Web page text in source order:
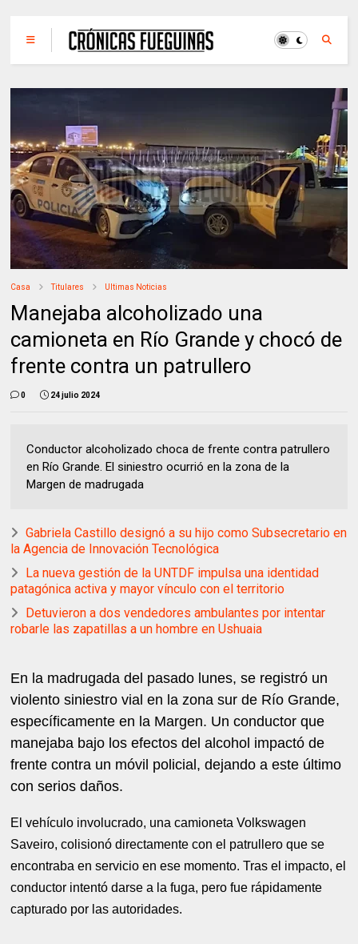
Casa Titulares Ultimas Noticias
Manejaba alcoholizado una
camioneta en Río Grande y chocó de
frente contra un patrullero
0 24 julio 2024
Conductor alcoholizado choca de frente contra patrullero
en Río Grande. El siniestro ocurrió en la zona de la
Margen de madrugada
Gabriela Castillo designó a su hijo como Subsecretario en
la Agencia de Innovación Tecnológica
La nueva gestión de la UNTDF impulsa una identidad
patagónica activa y mayor vínculo con el territorio
Detuvieron a dos vendedores ambulantes por intentar
robarle las zapatillas a un hombre en Ushuaia
En la madrugada del pasado lunes, se registró un
violento siniestro vial en la zona sur de Río Grande,
específicamente en la Margen. Un conductor que
manejaba bajo los efectos del alcohol impactó de
frente contra un móvil policial, dejando a este último
con serios daños.
El vehículo involucrado, una camioneta Volkswagen
Saveiro, colisionó directamente con el patrullero que se
encontraba en servicio en ese momento. Tras el impacto, el
conductor intentó darse a la fuga, pero fue rápidamente
capturado por las autoridades.